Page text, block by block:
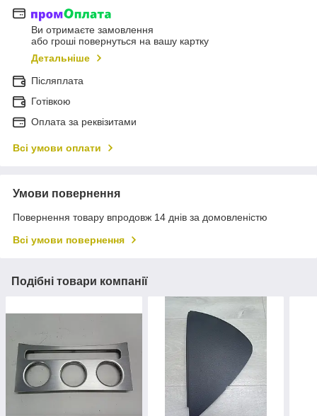
Ви отримаєте замовлення
або гроші повернуться на вашу картку
Детальніше
Післяплата
Готівкою
Оплата за реквізитами
Всі умови оплати
Умови повернення
Повернення товару впродовж 14 днів за домовленістю
Всі умови повернення
Подібні товари компанії